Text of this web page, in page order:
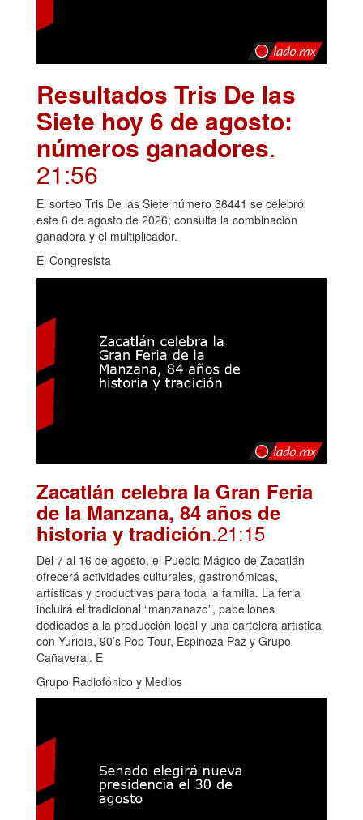
Resultados Tris De las
Siete hoy 6 de agosto:
números ganadores.
21:56
El sorteo Tris De las Siete número 36441 se celebró
este 6 de agosto de 2026; consulta la combinación
ganadora y el multiplicador.
El Congresista
Zacatlán celebra la Gran Feria
de la Manzana, 84 años de
historia y tradición.21:15
Del 7 al 16 de agosto, el Pueblo Mágico de Zacatlán
ofrecerá actividades culturales, gastronómicas,
artísticas y productivas para toda la familia. La feria
incluirá el tradicional “manzanazo”, pabellones
dedicados a la producción local y una cartelera artística
con Yuridia, 90’s Pop Tour, Espinoza Paz y Grupo
Cañaveral. E
Grupo Radiofónico y Medios